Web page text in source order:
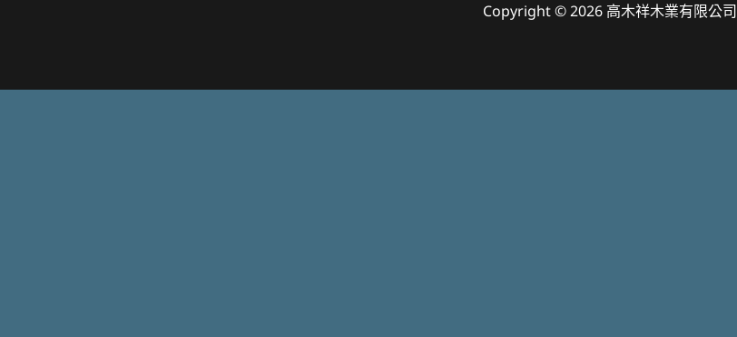
Copyright © 2026 高木祥木業有限公司